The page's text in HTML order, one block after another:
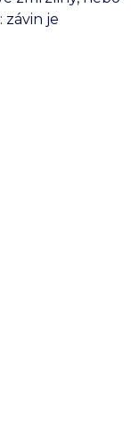
závin je